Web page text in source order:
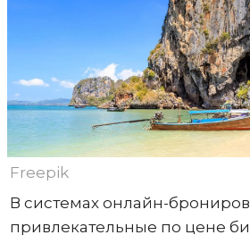
Freepik
В системах онлайн-
привлекательные по цене